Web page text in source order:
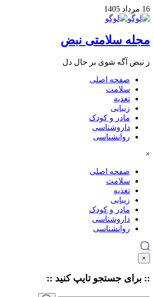
16 مرداد 1405
مجله سلامتی نبض
ز نبض آگه شوی بر حال دل
صفحه اصلی
سلامت
تغذیه
زیبایی
مادر و کودک
داروشناسی
روانشناسی
×
صفحه اصلی
سلامت
تغذیه
زیبایی
مادر و کودک
داروشناسی
روانشناسی
×
:: برای جستجو تایپکنید ::